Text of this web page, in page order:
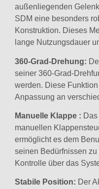
außenliegenden
SDM eine besonders
Konstruktion. Dieses
lange Nutzungsdauer
360-Grad-Drehung:
seiner 360-Grad-
werden. Diese
Anpassung an
Manuelle Klappe :
manuellen
ermöglicht es dem
seinen Bedürfnissen
Kontrolle über das
Stabile Position: Der